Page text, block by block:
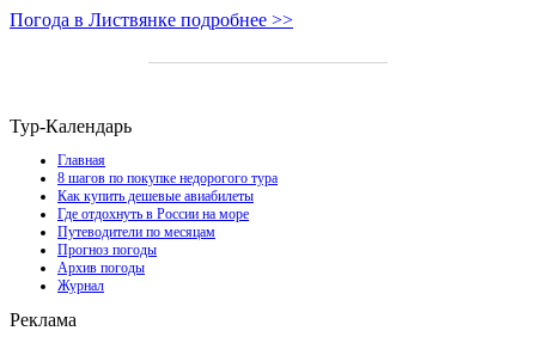
Погода в Листвянке подробнее >>
Тур-Календарь
Главная
8 шагов по покупке недорогого тура
Как купить дешевые авиабилеты
Где отдохнуть в России на море
Путеводители по месяцам
Прогноз погоды
Архив погоды
Журнал
Реклама